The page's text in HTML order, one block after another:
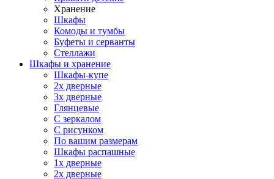
Хранение
Шкафы
Комоды и тумбы
Буфеты и серванты
Стеллажи
Шкафы и хранение
Шкафы-купе
2х дверные
3х дверные
Глянцевые
С зеркалом
С рисунком
По вашим размерам
Шкафы распашные
1х дверные
2х дверные